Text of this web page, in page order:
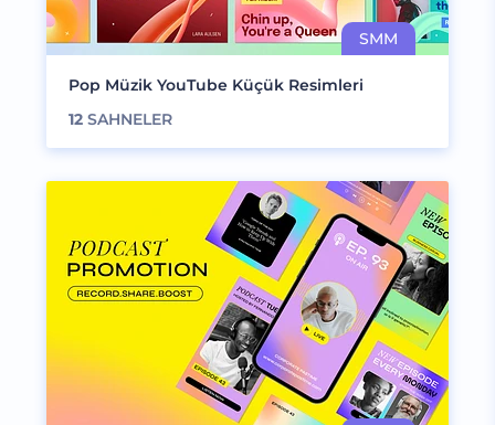
Pop Müzik YouTube Küçük Resimleri
12 SAHNELER